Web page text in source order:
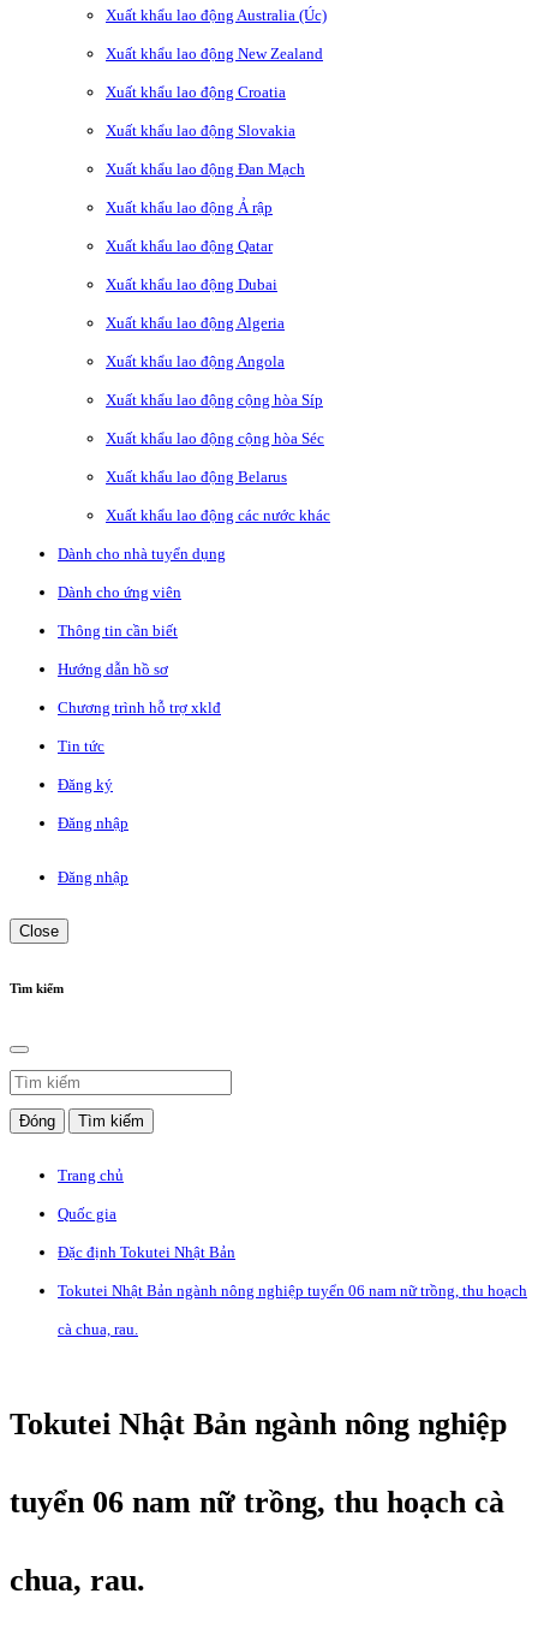
Xuất khẩu lao động Australia (Úc)
Xuất khẩu lao động New Zealand
Xuất khẩu lao động Croatia
Xuất khẩu lao động Slovakia
Xuất khẩu lao động Đan Mạch
Xuất khẩu lao động Ả rập
Xuất khẩu lao động Qatar
Xuất khẩu lao động Dubai
Xuất khẩu lao động Algeria
Xuất khẩu lao động Angola
Xuất khẩu lao động cộng hòa Síp
Xuất khẩu lao động cộng hòa Séc
Xuất khẩu lao động Belarus
Xuất khẩu lao động các nước khác
Dành cho nhà tuyển dụng
Dành cho ứng viên
Thông tin cần biết
Hướng dẫn hồ sơ
Chương trình hỗ trợ xklđ
Tin tức
Đăng ký
Đăng nhập
Đăng nhập
Close
Tìm kiếm
Đóng Tìm kiếm
Trang chủ
Quốc gia
Đặc định Tokutei Nhật Bản
Tokutei Nhật Bản ngành nông nghiệp tuyển 06 nam nữ trồng, thu hoạch
cà chua, rau.
Tokutei Nhật Bản ngành nông nghiệp
tuyển 06 nam nữ trồng, thu hoạch cà
chua, rau.